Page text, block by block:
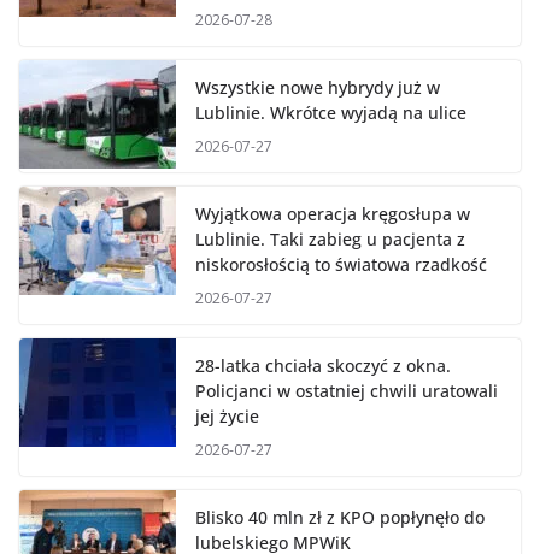
2026-07-28
Wszystkie nowe hybrydy już w
Lublinie. Wkrótce wyjadą na ulice
2026-07-27
Wyjątkowa operacja kręgosłupa w
Lublinie. Taki zabieg u pacjenta z
niskorosłością to światowa rzadkość
2026-07-27
28-latka chciała skoczyć z okna.
Policjanci w ostatniej chwili uratowali
jej życie
2026-07-27
Blisko 40 mln zł z KPO popłynęło do
lubelskiego MPWiK